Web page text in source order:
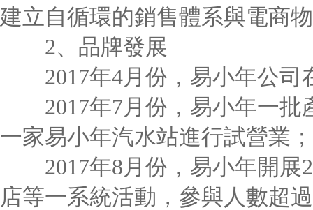
建立自循環的銷售體系與電商
2、品牌發展
2017年4月份，易小年公司
2017年7月份，易小年一批
一家易小年汽水站進行試營業；
2017年8月份，易小年開展
店等一系統活動，參與人數超